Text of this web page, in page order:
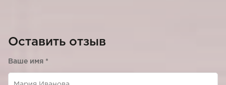
Оставить отзыв
Ваше имя *